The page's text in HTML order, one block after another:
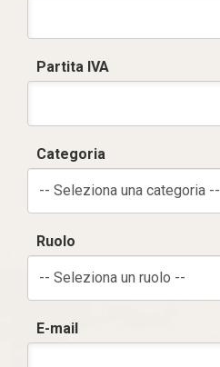
Partita IVA
Categoria
-- Seleziona una categoria --
Ruolo
-- Seleziona un ruolo --
E-mail